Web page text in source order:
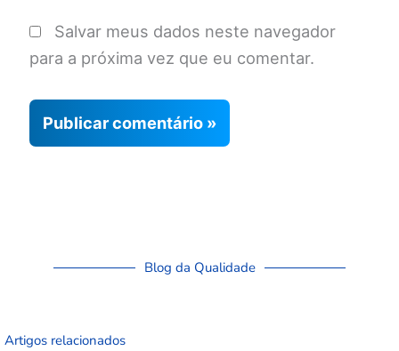
Salvar meus dados neste navegador
para a próxima vez que eu comentar.
Blog da Qualidade
Artigos relacionados